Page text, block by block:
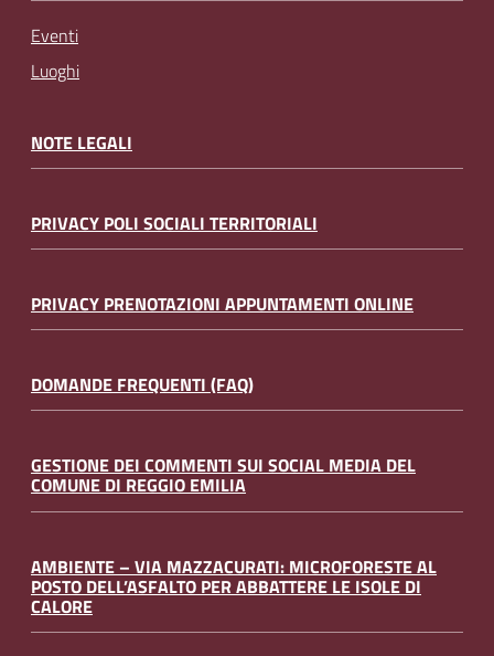
Eventi
Luoghi
NOTE LEGALI
PRIVACY POLI SOCIALI TERRITORIALI
PRIVACY PRENOTAZIONI APPUNTAMENTI ONLINE
DOMANDE FREQUENTI (FAQ)
GESTIONE DEI COMMENTI SUI SOCIAL MEDIA DEL
COMUNE DI REGGIO EMILIA
AMBIENTE – VIA MAZZACURATI: MICROFORESTE AL
POSTO DELL’ASFALTO PER ABBATTERE LE ISOLE DI
CALORE